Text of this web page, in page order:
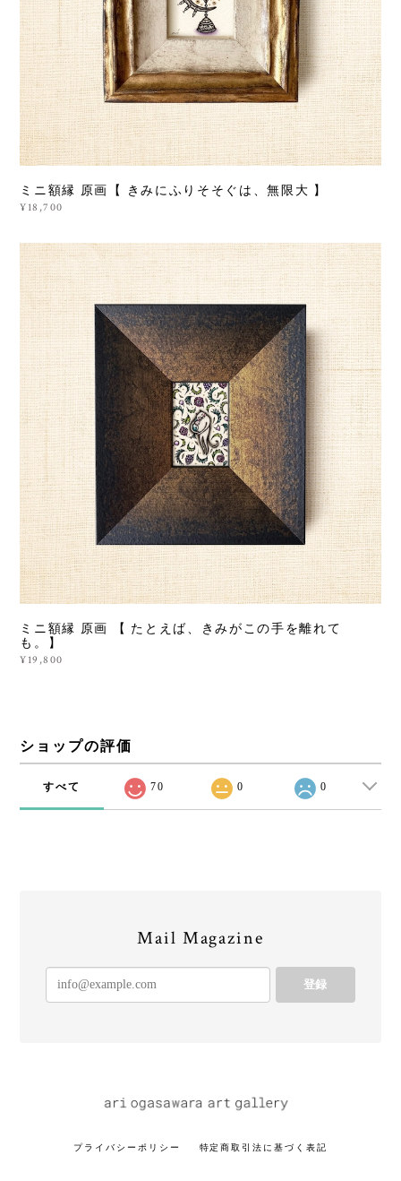
ミニ額縁 原画【 きみにふりそそぐは、無限大 】
¥18,700
ミニ額縁 原画 【 たとえば、きみがこの手を離れて
も。】
¥19,800
ショップの評価
すべて 70 0 0
Mail Magazine
登録
プライバシーポリシー 特定商取引法に基づく表記